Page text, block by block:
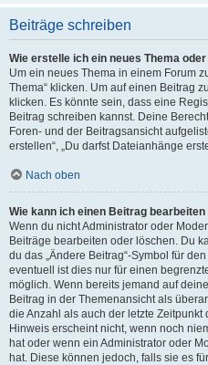
Beiträge schreiben
Wie erstelle ich ein neues Thema
Um ein neues Thema in einem Forum
Thema“ klicken. Um auf einen Beitrag
klicken. Es könnte sein, dass eine
Beitrag schreiben kannst. Deine
Foren- und der Beitragsansicht
erstellen“, „Du darfst Dateianhänge
Nach oben
Wie kann ich einen Beitrag
Wenn du nicht Administrator oder
Beiträge bearbeiten oder löschen. Du
du das „Ändere Beitrag“-Symbol für
eventuell ist dies nur für einen
möglich. Wenn bereits jemand auf
Beitrag in der Themenansicht als
die Anzahl als auch der letzte
Hinweis erscheint nicht, wenn noch
hat oder wenn ein Administrator oder
hat. Diese können jedoch, falls sie es